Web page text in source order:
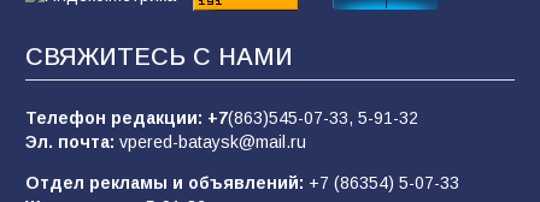
«Слухами Москву не возьмёшь»: почему
заявления Киева о мобилизации — это
отчаяние, а не разведка
81 02.08.2026
СВЯЖИТЕСЬ С НАМИ
Телефон редакции: +7(863)545-07-33, 5-91-32
Эл. почта: vpered-bataysk@mail.ru
Отдел рекламы и объявлений: +7 (86354) 5-07-33